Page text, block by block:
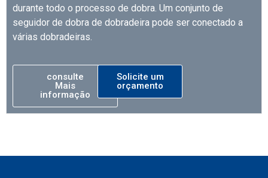
durante todo o processo de dobra. Um conjunto de
seguidor de dobra de dobradeira pode ser conectado a
várias dobradeiras.
consulte
Mais
informação
Solicite um
orçamento